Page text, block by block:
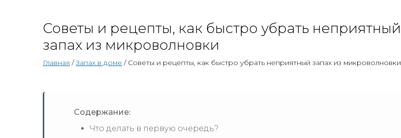
Советы и рецепты, как быстро убрать неприятный
запах из микроволновки
Главная /Запах в доме / Советы и рецепты, как быстро убрать неприятный запах из микроволновки
Содержание:
Что делать в первую очередь?